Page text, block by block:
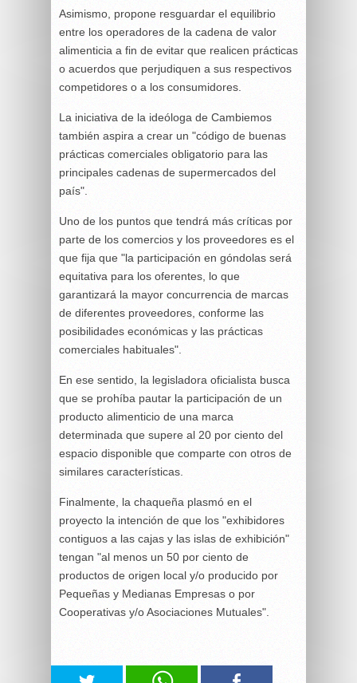
Asimismo, propone resguardar el equilibrio
entre los operadores de la cadena de valor
alimenticia a fin de evitar que realicen prácticas
o acuerdos que perjudiquen a sus respectivos
competidores o a los consumidores.
La iniciativa de la ideóloga de Cambiemos
también aspira a crear un "código de buenas
prácticas comerciales obligatorio para las
principales cadenas de supermercados del
país".
Uno de los puntos que tendrá más críticas por
parte de los comercios y los proveedores es el
que fija que "la participación en góndolas será
equitativa para los oferentes, lo que
garantizará la mayor concurrencia de marcas
de diferentes proveedores, conforme las
posibilidades económicas y las prácticas
comerciales habituales".
En ese sentido, la legisladora oficialista busca
que se prohíba pautar la participación de un
producto alimenticio de una marca
determinada que supere al 20 por ciento del
espacio disponible que comparte con otros de
similares características.
Finalmente, la chaqueña plasmó en el
proyecto la intención de que los "exhibidores
contiguos a las cajas y las islas de exhibición"
tengan "al menos un 50 por ciento de
productos de origen local y/o producido por
Pequeñas y Medianas Empresas o por
Cooperativas y/o Asociaciones Mutuales".